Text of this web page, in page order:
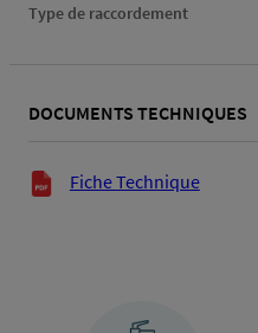
Type de raccordement
DOCUMENTS TECHNIQUES
Documents techniques
Fiche Technique